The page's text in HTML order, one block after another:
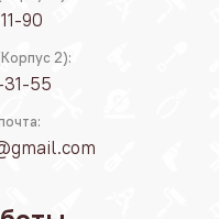
90
2):
55